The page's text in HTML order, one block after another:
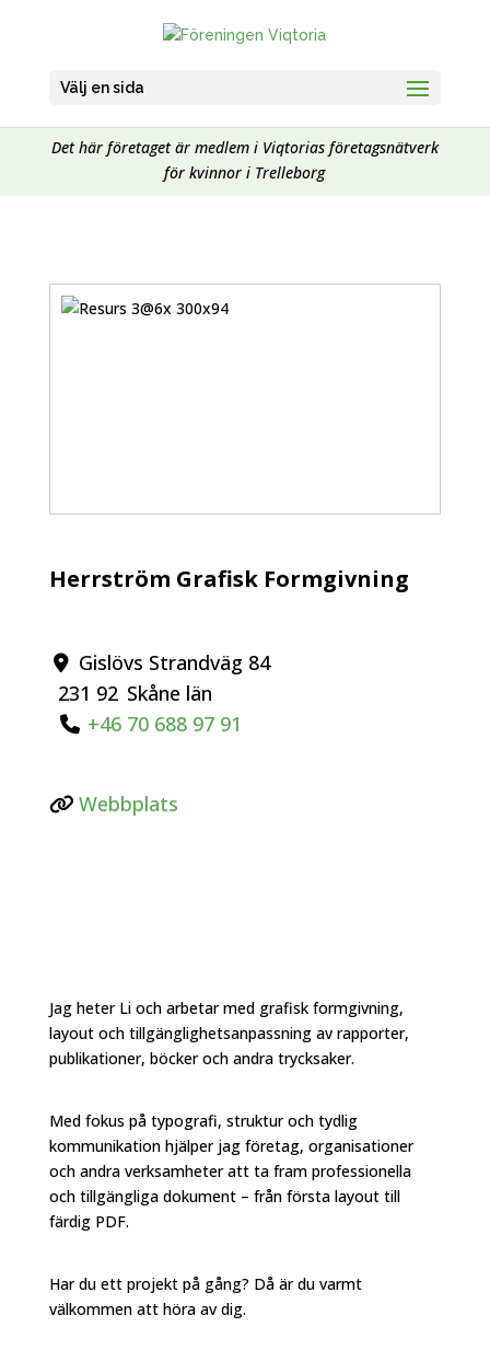
Välj en sida
Det här företaget är medlem i Viqtorias företagsnätverk
för kvinnor i Trelleborg
Herrström Grafisk Formgivning
Gislövs Strandväg 84
231 92 Skåne län
+46 70 688 97 91
Webbplats
Jag heter Li och arbetar med grafisk formgivning,
layout och tillgänglighetsanpassning av rapporter,
publikationer, böcker och andra trycksaker.
Med fokus på typografi, struktur och tydlig
kommunikation hjälper jag företag, organisationer
och andra verksamheter att ta fram professionella
och tillgängliga dokument – från första layout till
färdig PDF.
Har du ett projekt på gång? Då är du varmt
välkommen att höra av dig.